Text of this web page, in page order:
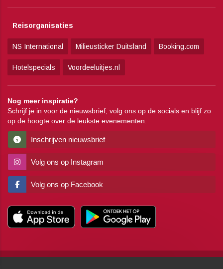
Reisorganisaties
NS International Milieusticker Duitsland Booking.com
Hotelspecials Voordeeluitjes.nl
Nog meer inspiratie?
Schrijf je in voor de nieuwsbrief, volg ons op de socials en blijf zo
op de hoogte over de leukste evenementen.
Inschrijven nieuwsbrief
Volg ons op Instagram
Volg ons op Facebook